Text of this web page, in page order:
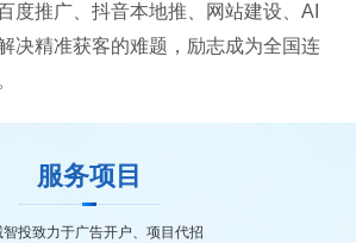
度推广、抖音本地推、网站建设、AI
决精准获客的难题，励志成为全国连
服务项目
智投致力于广告开户、项目代招